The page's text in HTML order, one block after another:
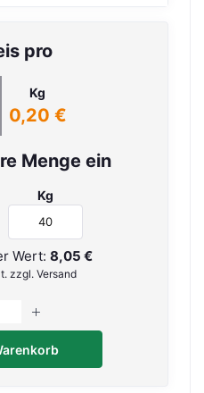
pro
Kg
0,20 €
Menge ein
Kg
Wert: 8,05 €
zzgl. Versand